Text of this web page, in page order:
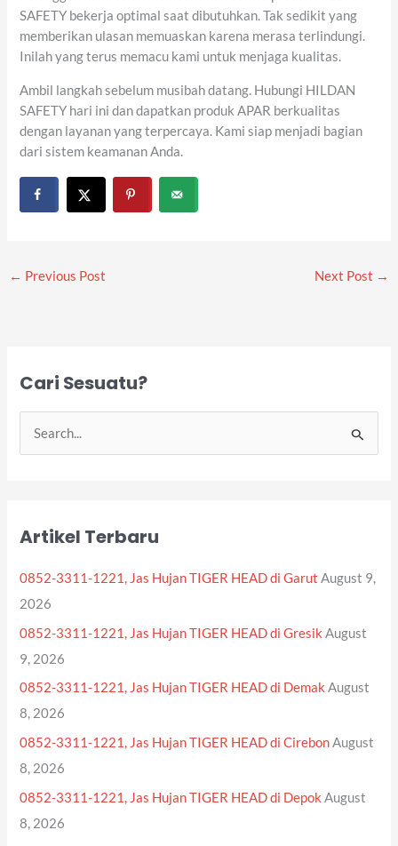
SAFETY bekerja optimal saat dibutuhkan. Tak sedikit yang
memberikan ulasan memuaskan karena merasa terlindungi.
Inilah yang terus memacu kami untuk menjaga kualitas.
Ambil langkah sebelum musibah datang. Hubungi HILDAN
SAFETY hari ini dan dapatkan produk APAR berkualitas
dengan layanan yang terpercaya. Kami siap menjadi bagian
dari sistem keamanan Anda.
← Previous Post Next Post →
Cari Sesuatu?
c
Artikel Terbaru
0852-3311-1221, Jas Hujan TIGER HEAD di Garut August 9,
2026
0852-3311-1221, Jas Hujan TIGER HEAD di Gresik August
9, 2026
0852-3311-1221, Jas Hujan TIGER HEAD di Demak August
8, 2026
0852-3311-1221, Jas Hujan TIGER HEAD di Cirebon August
8, 2026
0852-3311-1221, Jas Hujan TIGER HEAD di Depok August
8, 2026